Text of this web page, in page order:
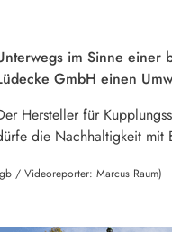
im Sinne einer
GmbH einen
Hersteller für
die Nachhaltigkeit mit
/ Videoreporter: Marcus Raum)